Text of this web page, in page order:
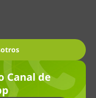
Canal de